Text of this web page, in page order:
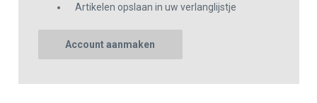
Artikelen opslaan in uw verlanglijstje
Account aanmaken